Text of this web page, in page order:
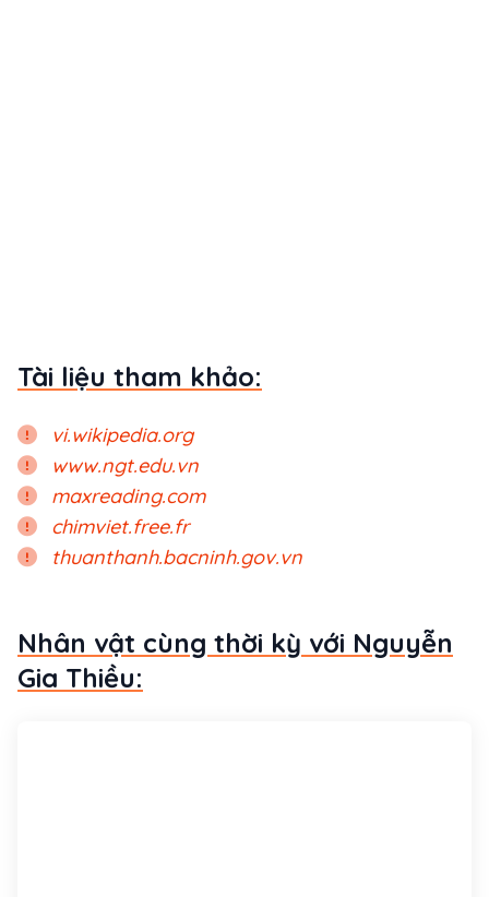
Tài liệu tham khảo:
vi.wikipedia.org
www.ngt.edu.vn
maxreading.com
chimviet.free.fr
thuanthanh.bacninh.gov.vn
Nhân vật cùng thời kỳ với Nguyễn
Gia Thiều: